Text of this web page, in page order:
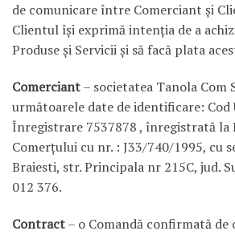
de comunicare între Comerciant şi
Clientul îşi exprimă intenţia de a
Produse şi Servicii şi să facă plata
Comerciant– societatea Tanola Com
următoarele date de identificare: Cod
Înregistrare 7537878 , înregistrată la
Comerţului cu nr. : J33/740/1995, cu
Braiesti, str. Principala nr 215C, jud.
012 376.
Contract– o Comandă confirmată